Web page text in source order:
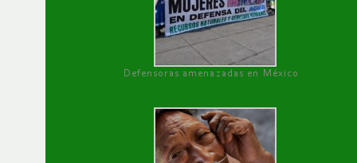
Defensoras amenazadas en México